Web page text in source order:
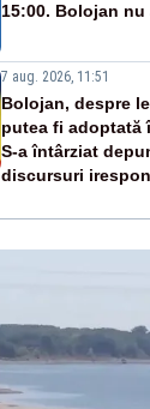
15:00. Bolojan
7 aug. 2026, 11:51
Bolojan, despre
putea fi adoptată
S-a întârziat
discursuri